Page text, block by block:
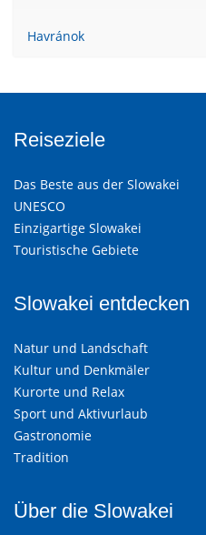
Havránok
Reiseziele
Das Beste aus der Slowakei
UNESCO
Einzigartige Slowakei
Touristische Gebiete
Slowakei entdecken
Natur und Landschaft
Kultur und Denkmäler
Kurorte und Relax
Sport und Aktivurlaub
Gastronomie
Tradition
Über die Slowakei